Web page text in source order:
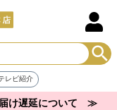
レビ紹介
届け遅延について ≫